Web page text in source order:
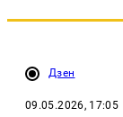
Дзен
09.05.2026, 17:05